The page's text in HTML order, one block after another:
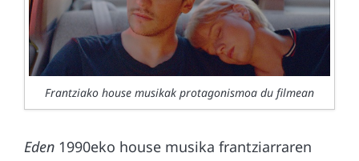
Frantziako house musikak protagonismoa du filmean
Eden 1990eko house musika frantziarraren